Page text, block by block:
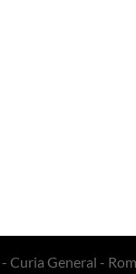
- Curia General -